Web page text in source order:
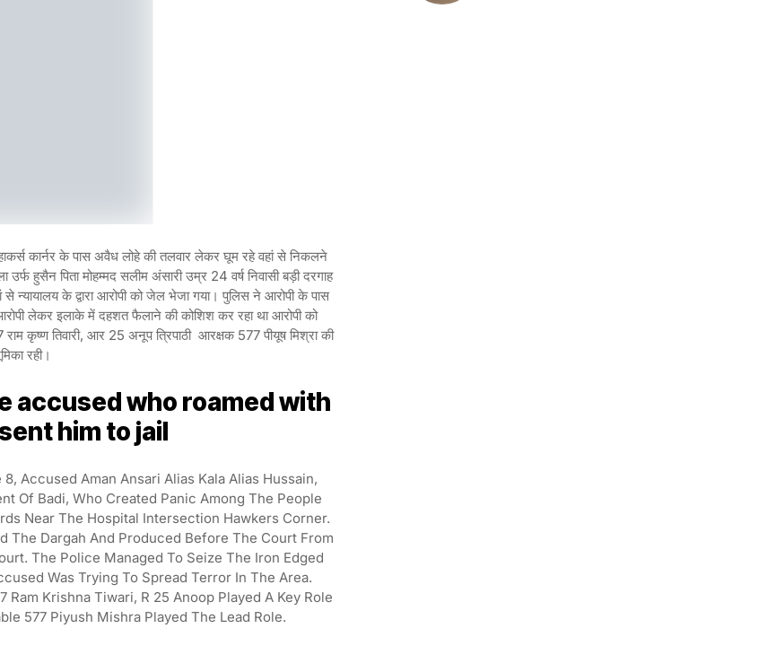
कार्नर के पास अवैध लोहे की तलवार लेकर घूम रहे वहां से निकलने
हुसैन पिता मोहम्मद सलीम अंसारी उम्र 24 वर्ष निवासी बड़ी दरगाह
से न्यायालय के द्वारा आरोपी को जेल भेजा गया। पुलिस ने आरोपी के पास
लेकर इलाके में दहशत फैलाने की कोशिश कर रहा था आरोपी को
कृष्ण तिवारी, आर 25 अनूप त्रिपाठी आरक्षक 577 पीयूष मिश्रा की
रही।
accused who roamed with
him to jail
Accused Aman Ansari Alias Kala Alias Hussain,
Of Badi, Who Created Panic Among The People
Near The Hospital Intersection Hawkers Corner.
The Dargah And Produced Before The Court From
The Police Managed To Seize The Iron Edged
Was Trying To Spread Terror In The Area.
Krishna Tiwari, R 25 Anoop Played A Key Role
577 Piyush Mishra Played The Lead Role.